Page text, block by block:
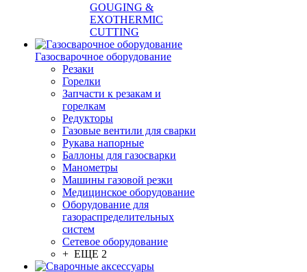
GOUGING &
EXOTHERMIC
CUTTING
Газосварочное оборудование
Резаки
Горелки
Запчасти к резакам и
горелкам
Редукторы
Газовые вентили для сварки
Рукава напорные
Баллоны для газосварки
Манометры
Машины газовой резки
Медицинское оборудование
Оборудование для
газораспределительных
систем
Сетевое оборудование
+ ЕЩЕ 2